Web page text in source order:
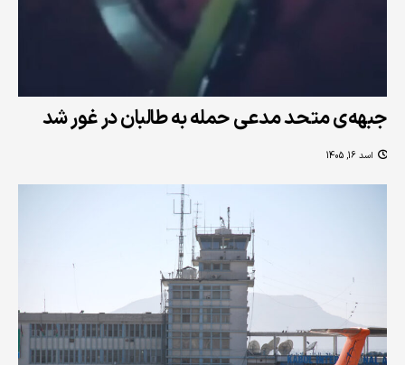
جبهه‌ی متحد مدعی حمله به طالبان در غور شد
اسد 16, 1405